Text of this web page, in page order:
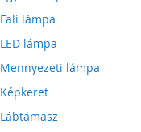
Fali lámpa
LED lámpa
Mennyezeti lámpa
Képkeret
Lábtámasz